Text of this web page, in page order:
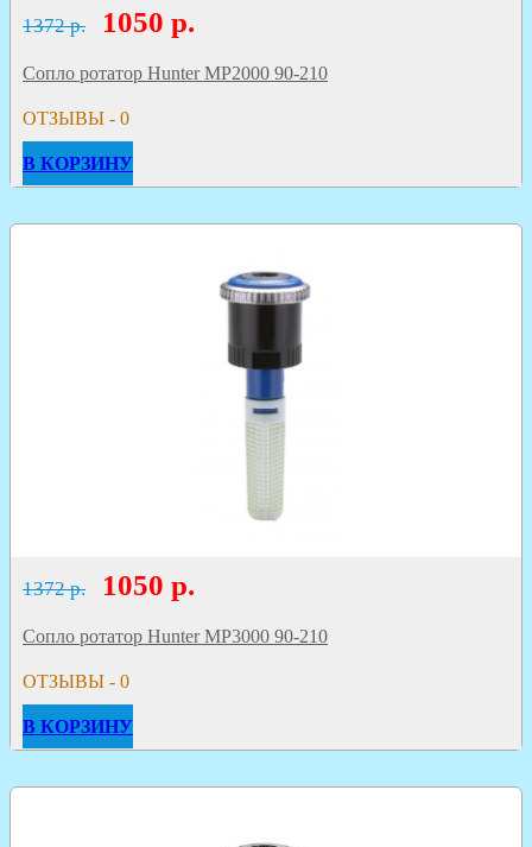
1372 р. 1050 р.
Сопло ротатор Hunter MP2000 90-210
ОТЗЫВЫ - 0
В КОРЗИНУ
1372 р. 1050 р.
Сопло ротатор Hunter МР3000 90-210
ОТЗЫВЫ - 0
В КОРЗИНУ